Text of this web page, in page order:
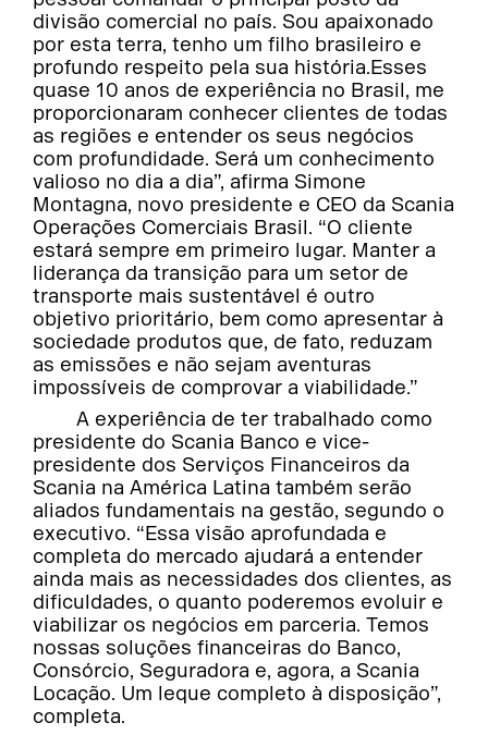
divisão comercial no país. Sou apaixonado
por esta terra, tenho um filho brasileiro e
profundo respeito pela sua história.Esses
quase 10 anos de experiência no Brasil, me
proporcionaram conhecer clientes de todas
as regiões e entender os seus negócios
com profundidade. Será um conhecimento
valioso no dia a dia”, afirma Simone
Montagna, novo presidente e CEO da Scania
Operações Comerciais Brasil. “O cliente
estará sempre em primeiro lugar. Manter a
liderança da transição para um setor de
transporte mais sustentável é outro
objetivo prioritário, bem como apresentar à
sociedade produtos que, de fato, reduzam
as emissões e não sejam aventuras
impossíveis de comprovar a viabilidade.”
A experiência de ter trabalhado como
presidente do Scania Banco e vice-
presidente dos Serviços Financeiros da
Scania na América Latina também serão
aliados fundamentais na gestão, segundo o
executivo. “Essa visão aprofundada e
completa do mercado ajudará a entender
ainda mais as necessidades dos clientes, as
dificuldades, o quanto poderemos evoluir e
viabilizar os negócios em parceria. Temos
nossas soluções financeiras do Banco,
Consórcio, Seguradora e, agora, a Scania
Locação. Um leque completo à disposição”,
completa.